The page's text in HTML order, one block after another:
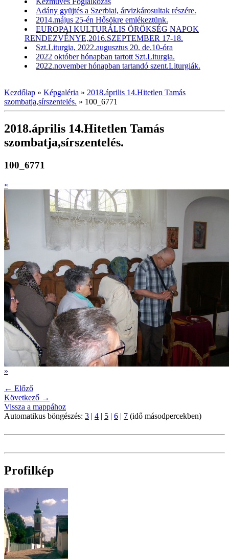
Adány gyüjtés a Szerbiai, árvizkárosultak részére.
2014.május 25-én Hősökre emlékeztünk.
EUROPAI KULTURÁLIS ÖRÖKSÉG NAPOK
RENDEZVÉNYE,2016.SZEPTEMBER 17-18.
Szt.Liturgia, 2022.augusztus 20. de.10-óra
2022 október hónapban tartott Szt.Liturgia.
2022.november hónapban tartandó szent.Liturgiák.
Kezdőlap » Képgaléria » 2018.április 14.Hitetlen Tamás
szombatja,sírszentelés. » 100_6771
2018.április 14.Hitetlen Tamás
szombatja,sírszentelés.
100_6771
«
»
← Előző
Következő →
Vissza a mappához
Automatikus böngészés: 3 | 4 | 5 | 6 | 7 (idő másodpercekben)
Profilkép